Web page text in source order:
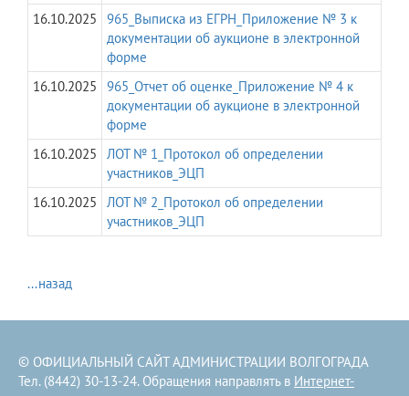
16.10.2025
965_Выписка из ЕГРН_Приложение № 3 к
документации об аукционе в электронной
форме
16.10.2025
965_Отчет об оценке_Приложение № 4 к
документации об аукционе в электронной
форме
16.10.2025
ЛОТ № 1_Протокол об определении
участников_ЭЦП
16.10.2025
ЛОТ № 2_Протокол об определении
участников_ЭЦП
...назад
© ОФИЦИАЛЬНЫЙ САЙТ АДМИНИСТРАЦИИ ВОЛГОГРАДА
Тел. (8442) 30-13-24. Обращения направлять в Интернет-